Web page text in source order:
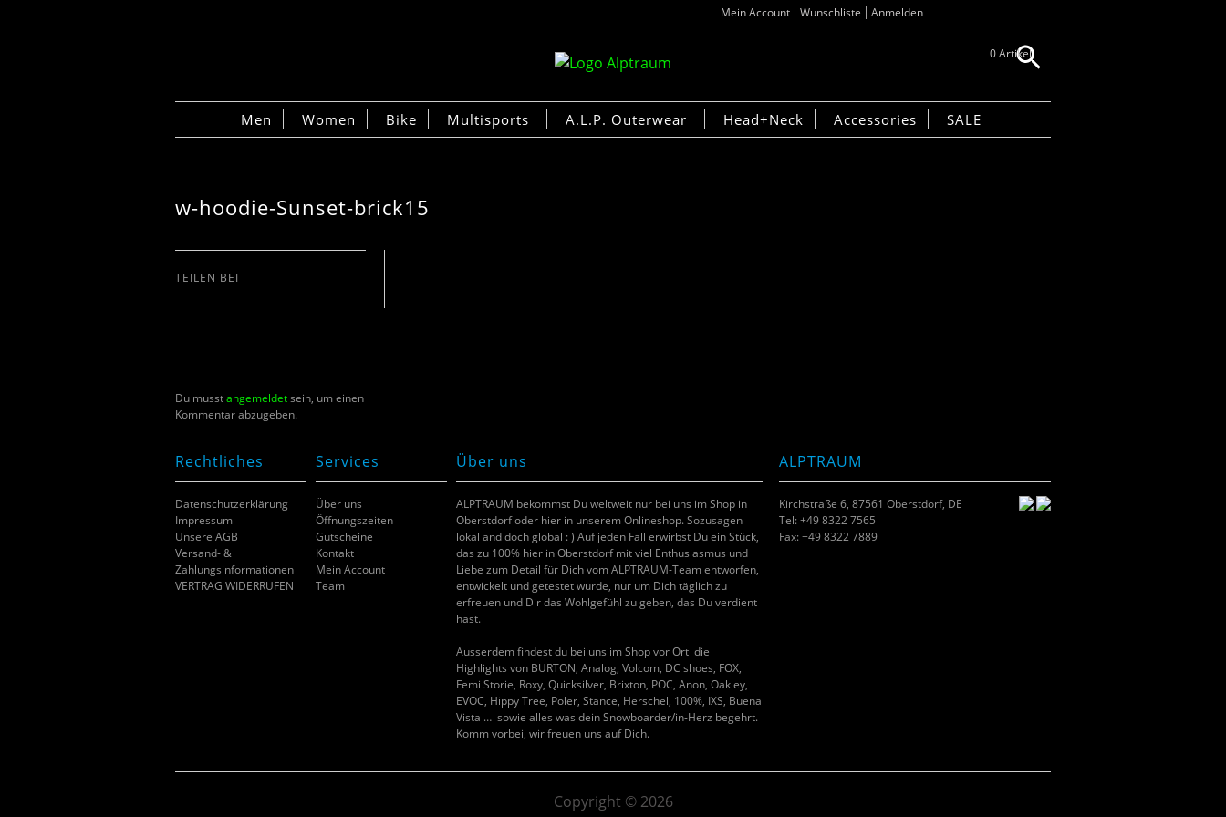
Mein Account Wunschliste Anmelden
0 Artikel
Men Women Bike Multisports A.L.P. Outerwear Head+Neck Accessories SALE
w-hoodie-Sunset-brick15
TEILEN BEI
Du musstangemeldetsein, um einen
Kommentar abzugeben.
Rechtliches
Datenschutzerklärung
Impressum
Unsere AGB
Versand- &
Zahlungsinformationen
VERTRAG WIDERRUFEN
Services
Über uns
Öffnungszeiten
Gutscheine
Kontakt
Mein Account
Team
Über uns
ALPTRAUM bekommst Du weltweit nur bei uns im Shop in
Oberstdorf oder hier in unserem Onlineshop. Sozusagen
lokal and doch global : ) Auf jeden Fall erwirbst Du ein Stück,
das zu 100% hier in Oberstdorf mit viel Enthusiasmus und
Liebe zum Detail für Dich vom ALPTRAUM-Team entworfen,
entwickelt und getestet wurde, nur um Dich täglich zu
erfreuen und Dir das Wohlgefühl zu geben, das Du verdient
hast.
Ausserdem findest du bei uns im Shop vor Ort die
Highlights von BURTON, Analog, Volcom, DC shoes, FOX,
Femi Storie, Roxy, Quicksilver, Brixton, POC, Anon, Oakley,
EVOC, Hippy Tree, Poler, Stance, Herschel, 100%, IXS, Buena
Vista … sowie alles was dein Snowboarder/in-Herz begehrt.
Komm vorbei, wir freuen uns auf Dich.
ALPTRAUM
Kirchstraße 6, 87561 Oberstdorf, DE
Tel: +49 8322 7565
Fax: +49 8322 7889
Copyright © 2026